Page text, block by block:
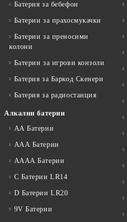
Батерия за бебефон
Батерии за прахосмукачки
Батерии за преносими
колони
Батерии за игрови конзоли
Батерия за Баркод Скенери
Батерия за радиостанция
Алкални батерии
АА Батерии
ААА Батерии
АААА Батерии
C Батерии LR14
D Батерии LR20
9V Батерии